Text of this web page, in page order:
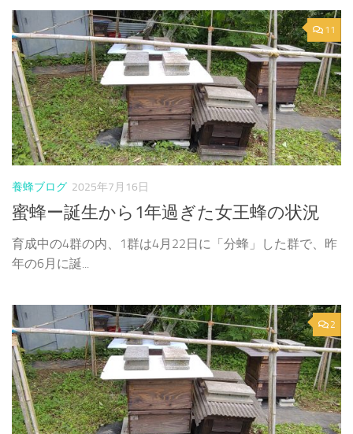
11
養蜂ブログ 2025年7月16日
蜜蜂ー誕生から1年過ぎた女王蜂の状況
育成中の4群の内、1群は4月22日に「分蜂」した群で、昨
年の6月に誕...
2